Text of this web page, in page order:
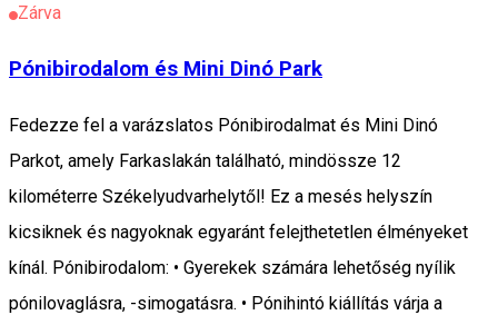
Zárva
Pónibirodalom és Mini Dinó Park
Fedezze fel a varázslatos Pónibirodalmat és Mini Dinó
Parkot, amely Farkaslakán található, mindössze 12
kilométerre Székelyudvarhelytől! Ez a mesés helyszín
kicsiknek és nagyoknak egyaránt felejthetetlen élményeket
kínál. Pónibirodalom: • Gyerekek számára lehetőség nyílik
pónilovaglásra, -simogatásra. • Pónihintó kiállítás várja a